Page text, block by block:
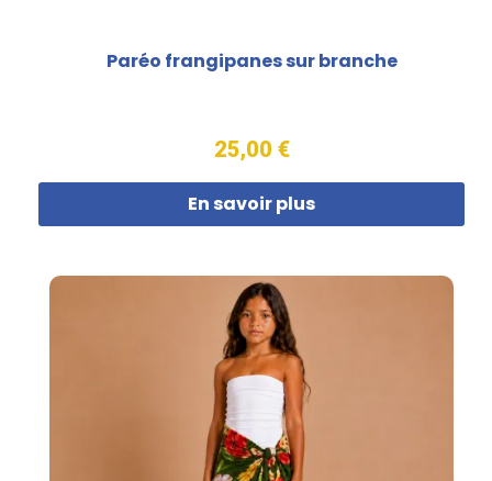
Paréo frangipanes sur branche
25,00 €
En savoir plus